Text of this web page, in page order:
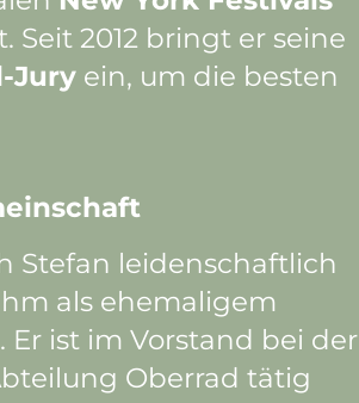
2012 bringt er seine
Jury ein, um die besten
Stefan leidenschaftlich
als ehemaligem
ist im Vorstand bei der
Oberrad tätig